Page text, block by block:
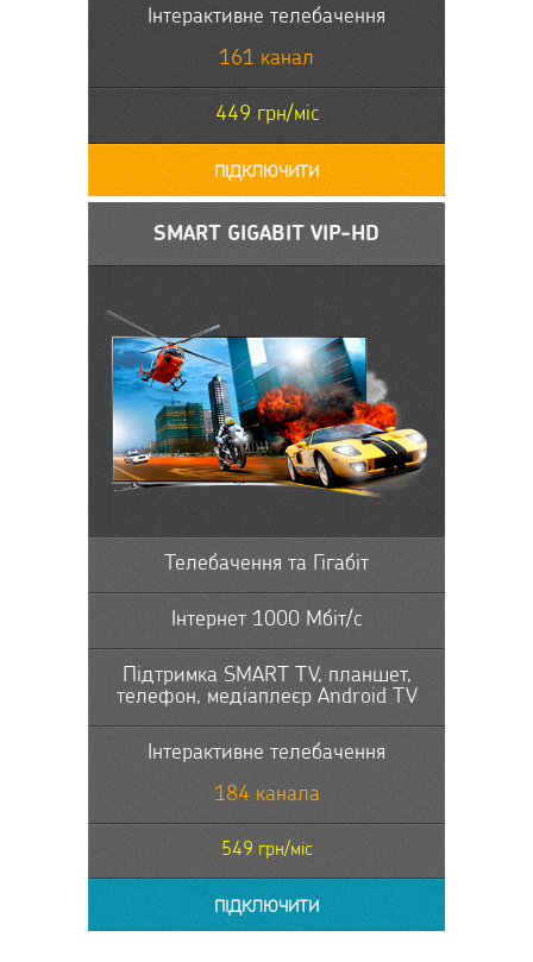
Інтерактивне телебачення
161 канал
449 грн/міс
ПІДКЛЮЧИТИ
SMART GIGABIT VIP-HD
Телебачення та Гігабіт
Інтернет 1000 Мбіт/с
Підтримка SMART TV, планшет,
телефон, медіаплеєр Android TV
Інтерактивне телебачення
184 канала
549 грн/міс
ПІДКЛЮЧИТИ